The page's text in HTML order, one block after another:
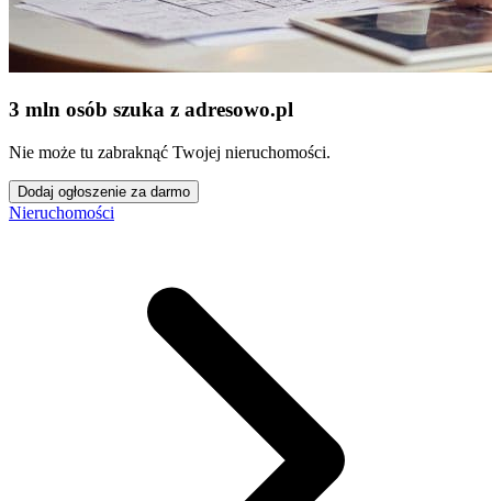
3 mln osób szuka z adresowo.pl
Nie może tu zabraknąć Twojej nieruchomości.
Dodaj ogłoszenie za darmo
Nieruchomości